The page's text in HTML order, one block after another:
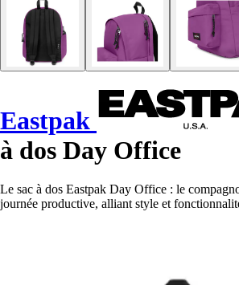
Eastpak
à dos Day Office
Le sac à dos Eastpak Day Office : le
journée productive, alliant style et